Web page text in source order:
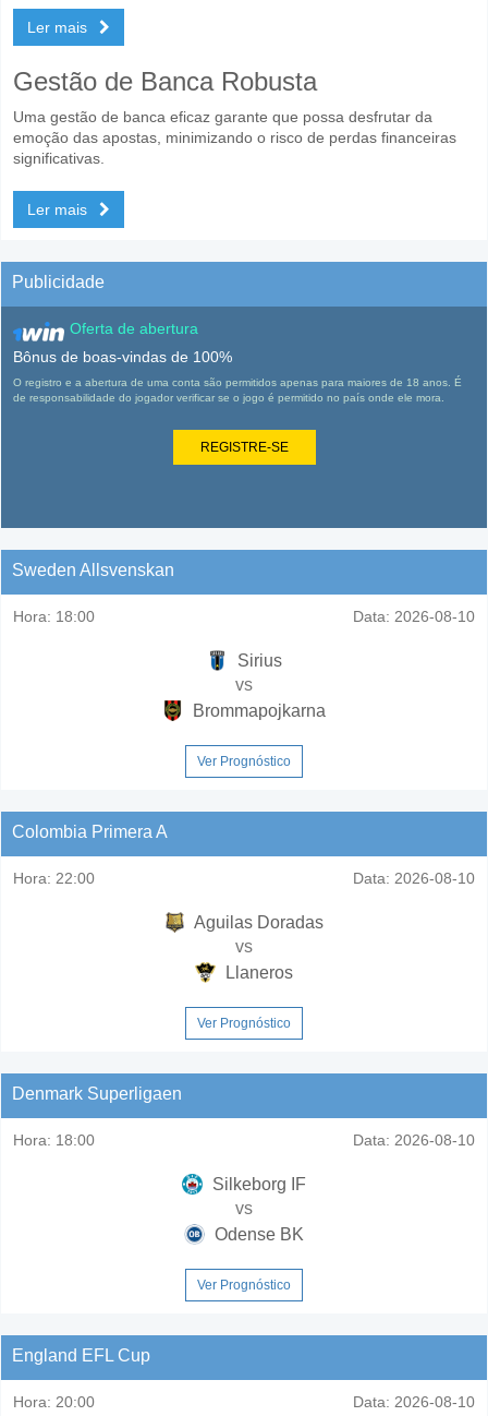
Ler mais
Gestão de Banca Robusta
Uma gestão de banca eficaz garante que possa desfrutar da
emoção das apostas, minimizando o risco de perdas financeiras
significativas.
Ler mais
Publicidade
Oferta de abertura
Bônus de boas-vindas de 100%
O registro e a abertura de uma conta são permitidos apenas para maiores de 18 anos. É
de responsabilidade do jogador verificar se o jogo é permitido no país onde ele mora.
REGISTRE-SE
Sweden Allsvenskan
Hora: 18:00 Data: 2026-08-10
Sirius
vs
Brommapojkarna
Ver Prognóstico
Colombia Primera A
Hora: 22:00 Data: 2026-08-10
Aguilas Doradas
vs
Llaneros
Ver Prognóstico
Denmark Superligaen
Hora: 18:00 Data: 2026-08-10
Silkeborg IF
vs
Odense BK
Ver Prognóstico
England EFL Cup
Hora: 20:00 Data: 2026-08-10